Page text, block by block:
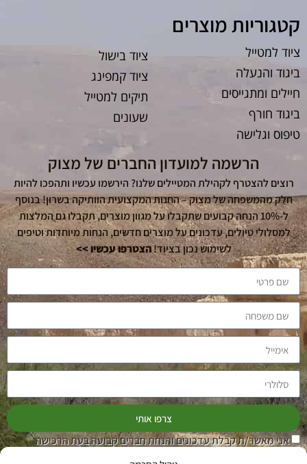
קטגוריות מוצרים
ציוד למטייל
ביגוד והנעלה
חיילים ומתגייסים
ביגוד חורף
טיפוס וגלישה
ציוד בישול
ציוד קמפינג
תיקים למטייל
שעונים
הרשמה למועדון החברים של מצוק
רוצים להצטרף לקהילת המטיילים שלנו? הירשמו עכשיו ותהפכו להיות
חלק מהמשפחה של מצוק – החנות המקצועית הוותיקה בשרון! בנוסף
ל-10% הנחה קבועים שתקבלו על מגוון מוצרים, תקבלו גם המלצות
למסלולי טיולים, עדכונים על מוצרים חדשים, הנחות מיוחדות וטיפים
לשימוש נכון בציוד!הצטרפו עכשיו >>
אני מאשר/ת קבלת עדכונים והנחת חברים קבועה בעת הרכישה
בחנות, על פי תקנון מועדון החברים של מצוק. ניתן להפסיק את הדיוור
צרפו אותי